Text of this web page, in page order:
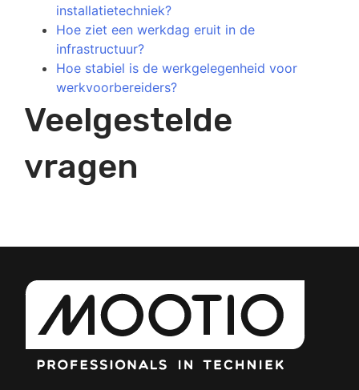
installatietechniek?
Hoe ziet een werkdag eruit in de
infrastructuur?
Hoe stabiel is de werkgelegenheid voor
werkvoorbereiders?
Veelgestelde
vragen